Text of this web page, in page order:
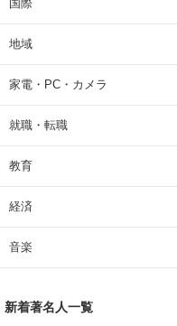
国際
地域
家電・PC・カメラ
就職・転職
教育
経済
音楽
新着著名人一覧